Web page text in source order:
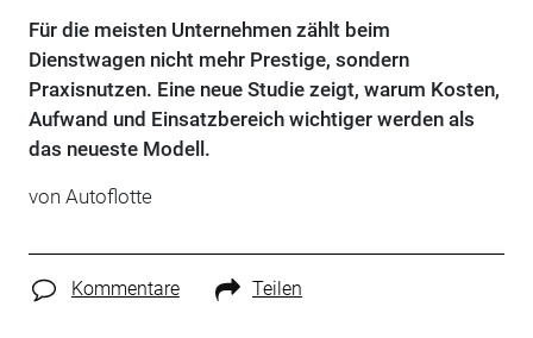
Für die meisten Unternehmen zählt beim
Dienstwagen nicht mehr Prestige, sondern
Praxisnutzen. Eine neue Studie zeigt, warum Kosten,
Aufwand und Einsatzbereich wichtiger werden als
das neueste Modell.
von Autoflotte
Kommentare Teilen